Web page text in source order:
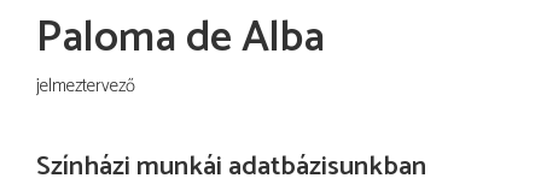
Paloma de Alba
jelmeztervező
Színházi munkái adatbázisunkban